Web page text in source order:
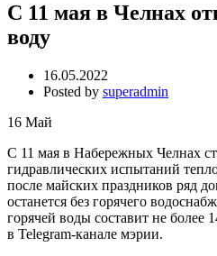
С 11 мая в Челнах
воду
16.05.2022
Posted by superadmin
16 Май
С 11 мая в Набережных Челнах
гидравлических испытаний
после майских праздников ряд
останется без горячего
горячей воды составит не более
в Telegram-канале мэрии.